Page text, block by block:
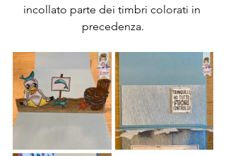
incollato parte dei timbri colorati in
precedenza.